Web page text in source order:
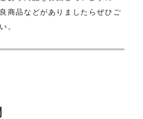
商品などがありましたらぜひご
。